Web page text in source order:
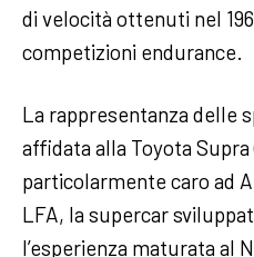
di velocità ottenuti nel
competizioni endurance.
La rappresentanza delle
affidata alla Toyota
particolarmente caro ad
LFA, la supercar
l’esperienza maturata al